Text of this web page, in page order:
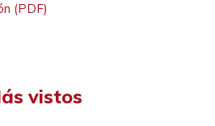
(PDF)
vistos